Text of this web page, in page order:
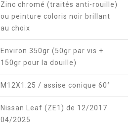
Zinc chromé (traités anti-rouille)
ou peinture coloris noir brillant
au choix
Environ 350gr (50gr par vis +
150gr pour la douille)
M12X1.25 / assise conique 60°
Nissan Leaf (ZE1) de 12/2017
04/2025